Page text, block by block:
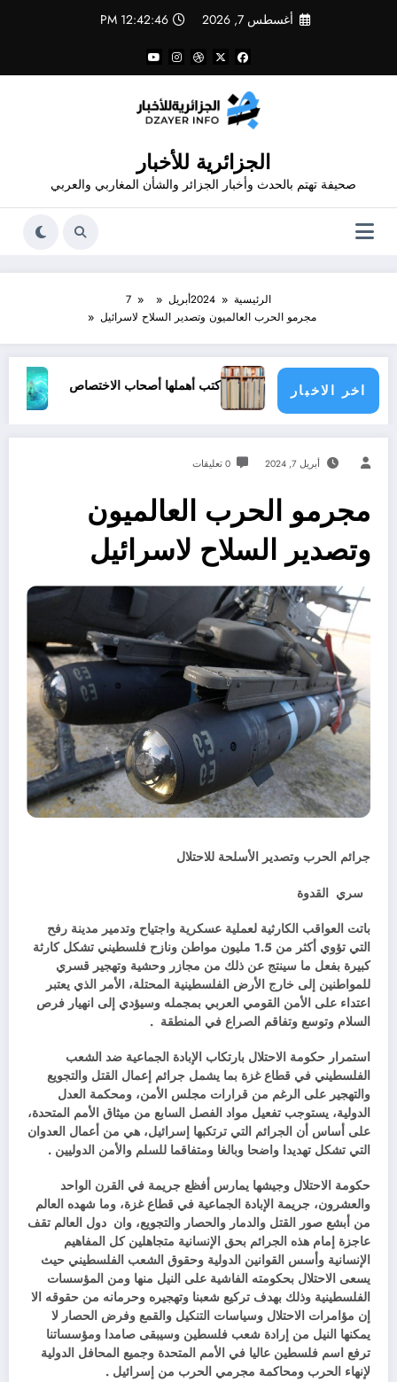
أغسطس 7, 2026 12:42:46 PM
الجزائرية للأخبار
صحيفة تهتم بالحدث وأخبار الجزائر والشأن المغاربي والعربي
الرئيسية 2024أبريل
7
مجرمو الحرب العالميون وتصدير السلاح لاسرائيل
اخر الاخبارزغار” كتب أهملها أصحاب الاختصاص أفضل
أبريل 7, 2024 0 تعليقات
مجرمو الحرب العالميون
وتصدير السلاح لاسرائيل
جرائم الحرب وتصدير الأسلحة للاحتلال
سري القدوة
باتت العواقب الكارثية لعملية عسكرية واجتياح وتدمير مدينة رفح
التي تؤوي أكثر من 1.5 مليون مواطن ونازح فلسطيني تشكل كارثة
كبيرة بفعل ما سينتج عن ذلك من مجازر وحشية وتهجير قسري
للمواطنين إلى خارج الأرض الفلسطينية المحتلة، الأمر الذي يعتبر
اعتداء على الأمن القومي العربي بمجمله وسيؤدي إلى انهيار فرص
السلام وتوسع وتفاقم الصراع في المنطقة .
استمرار حكومة الاحتلال بارتكاب الإبادة الجماعية ضد الشعب
الفلسطيني في قطاع غزة بما يشمل جرائم إعمال القتل والتجويع
والتهجير على الرغم من قرارات مجلس الأمن، ومحكمة العدل
الدولية، يستوجب تفعيل مواد الفصل السابع من ميثاق الأمم المتحدة،
على أساس أن الجرائم التي ترتكبها إسرائيل، هي من أعمال العدوان
التي تشكل تهديدا واضحا وبالغا ومتفاقما للسلم والأمن الدوليين .
حكومة الاحتلال وجيشها يمارس أفظع جريمة في القرن الواحد
والعشرون، جريمة الإبادة الجماعية في قطاع غزة، وما شهده العالم
من أبشع صور القتل والدمار والحصار والتجويع، وان دول العالم تقف
عاجزة إمام هذه الجرائم بحق الإنسانية متجاهلين كل المفاهيم
الإنسانية وأسس القوانين الدولية وحقوق الشعب الفلسطيني حيث
يسعى الاحتلال بحكومته الفاشية على النيل منها ومن المؤسسات
الفلسطينية وذلك بهدف تركيع شعبنا وتهجيره وحرمانه من حقوقه الا
إن مؤامرات الاحتلال وسياسات التنكيل والقمع وفرض الحصار لا
يمكنها النيل من إرادة شعب فلسطين وسيبقى صامدا ومؤسساتنا
ترفع اسم فلسطين عاليا في الأمم المتحدة وجميع المحافل الدولية
لإنهاء الحرب ومحاكمة مجرمي الحرب من إسرائيل .